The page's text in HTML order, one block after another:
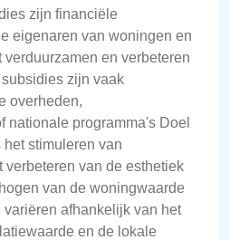
zijn financiële
eigenaren van woningen en
en verbeteren
zijn vaak
overheden,
nationale programma's Doel
stimuleren van
verbeteren van de esthetiek
van de woningwaarde
afhankelijk van het
en de lokale